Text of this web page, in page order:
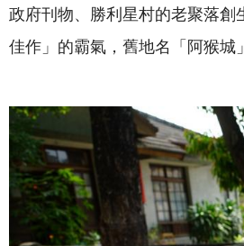
政府刊物、勝利星村的老聚落
佳作」的霸氣，舊地名「阿猴城